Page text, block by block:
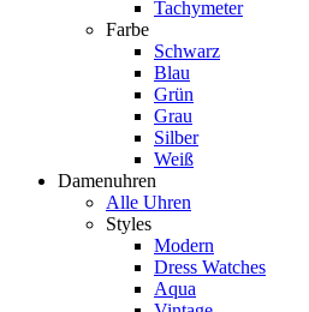
Tachymeter
Farbe
Schwarz
Blau
Grün
Grau
Silber
Weiß
Damenuhren
Alle Uhren
Styles
Modern
Dress Watches
Aqua